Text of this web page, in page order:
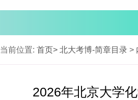
当前位置: 首页> 北大考博-简章目录 >
2026年北京大学